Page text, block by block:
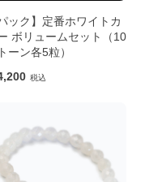
パック】定番ホワイトカ
ボリュームセット（10
ーン各5粒）